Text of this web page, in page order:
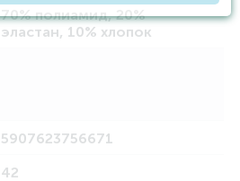
70% полиамид, 20%
эластан, 10% хлопок
5907623756671
42